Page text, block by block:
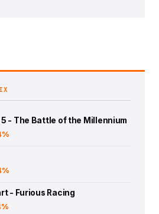
5 - The Battle of the Millennium
- Furious Racing